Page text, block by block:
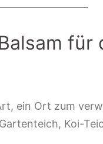
für
ein Ort zum
Koi-